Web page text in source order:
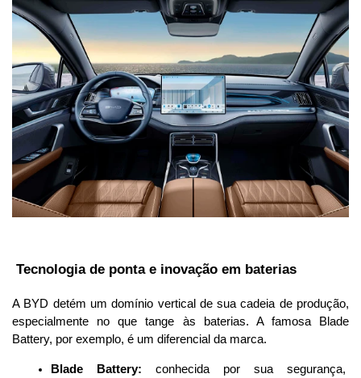
Tecnologia de ponta e inovação em baterias
A BYD detém um domínio vertical de sua cadeia de produção,
especialmente no que tange às baterias. A famosa Blade
Battery, por exemplo, é um diferencial da marca.
Blade Battery: conhecida por sua segurança,